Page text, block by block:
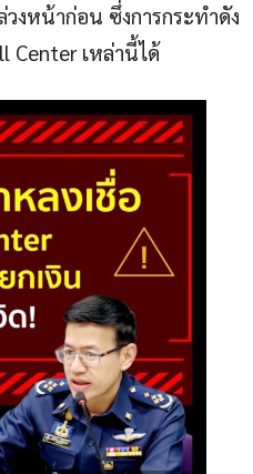
งหน้าก่อน ซึ่งการกระทำดัง
Center เหล่านี้ได้